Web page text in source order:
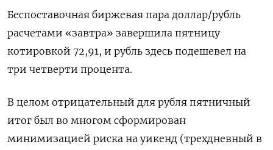
Беспоставочная биржевая пара ‌доллар/рубль
расчетами «завтра» завершила пятницу
котировкой 72,91, и рубль здесь подешевел на
три четверти процента.
В целом отрицательный для рубля пятничный
итог ​был во многом сформирован
минимизацией риска на уикенд (трехдневный в